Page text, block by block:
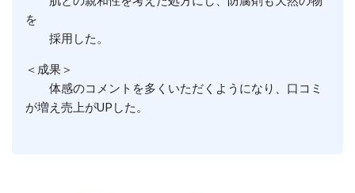
を
採用した。
＜成果＞
体感のコメントを多くいただくようになり、口コミ
が増え売上がUPした。